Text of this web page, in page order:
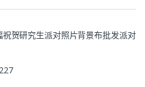
贺研究生派对照片背景布批发派对